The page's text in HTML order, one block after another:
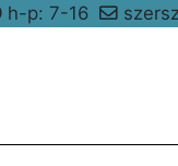
h-p: 7-16